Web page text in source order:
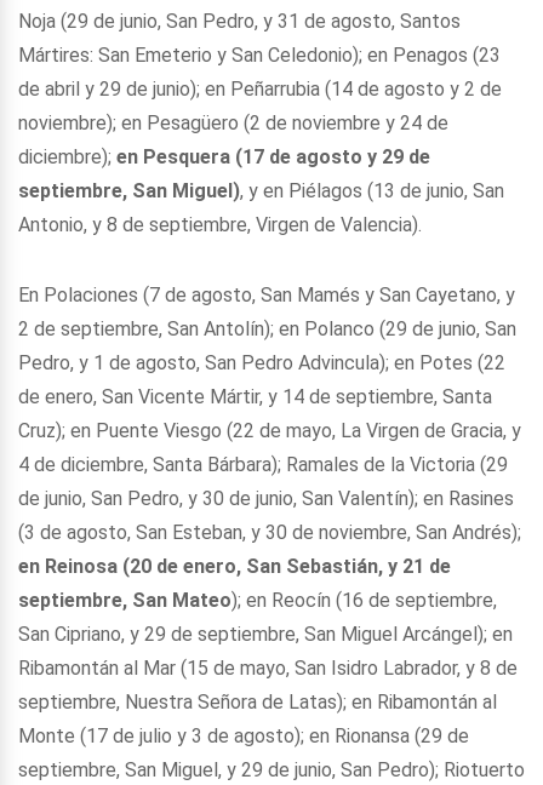
Noja (29 de junio, San Pedro, y 31 de agosto, Santos
Mártires: San Emeterio y San Celedonio); en Penagos (23
de abril y 29 de junio); en Peñarrubia (14 de agosto y 2 de
noviembre); en Pesagüero (2 de noviembre y 24 de
diciembre); en Pesquera (17 de agosto y 29 de
septiembre, San Miguel), y en Piélagos (13 de junio, San
Antonio, y 8 de septiembre, Virgen de Valencia).
En Polaciones (7 de agosto, San Mamés y San Cayetano, y
2 de septiembre, San Antolín); en Polanco (29 de junio, San
Pedro, y 1 de agosto, San Pedro Advincula); en Potes (22
de enero, San Vicente Mártir, y 14 de septiembre, Santa
Cruz); en Puente Viesgo (22 de mayo, La Virgen de Gracia, y
4 de diciembre, Santa Bárbara); Ramales de la Victoria (29
de junio, San Pedro, y 30 de junio, San Valentín); en Rasines
(3 de agosto, San Esteban, y 30 de noviembre, San Andrés);
en Reinosa (20 de enero, San Sebastián, y 21 de
septiembre, San Mateo); en Reocín (16 de septiembre,
San Cipriano, y 29 de septiembre, San Miguel Arcángel); en
Ribamontán al Mar (15 de mayo, San Isidro Labrador, y 8 de
septiembre, Nuestra Señora de Latas); en Ribamontán al
Monte (17 de julio y 3 de agosto); en Rionansa (29 de
septiembre, San Miguel, y 29 de junio, San Pedro); Riotuerto